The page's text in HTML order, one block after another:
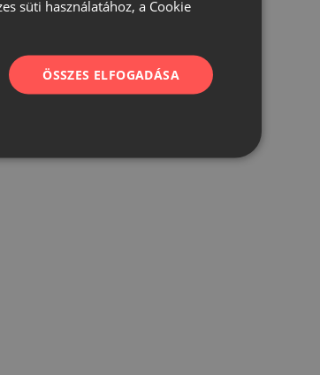
süti használatához, a Cookie
ÖSSZES ELFOGADÁSA